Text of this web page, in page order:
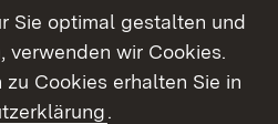
Sie optimal gestalten und
verwenden wir Cookies.
Cookies erhalten Sie in
.